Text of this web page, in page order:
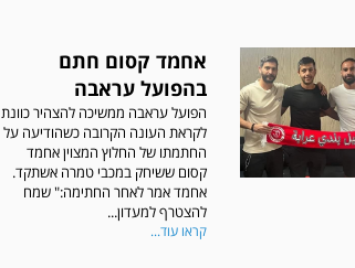
אחמד קסום חתם
בהפועל עראבה
הפועל עראבה ממשיכה להצהיר כוונת
לקראת העונה הקרובה כשהודיעה על
החתמתו של החלוץ המצוין אחמד
קסום ששיחק במכבי טמרה אשתקד.
אחמד אמר לאחר החתימה:" שמח
להצטרף למעדון...
קראו עוד...